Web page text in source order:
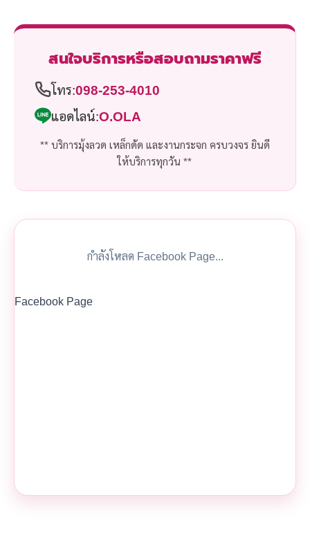
สนใจบริการหรือสอบถามราคาฟรี
โทร:098-253-4010
แอดไลน์:O.OLA
** บริการมุ้งลวด เหล็กดัด และงานกระจก ครบวงจร ยินดี
ให้บริการทุกวัน **
กำลังโหลด Facebook Page...
Facebook Page